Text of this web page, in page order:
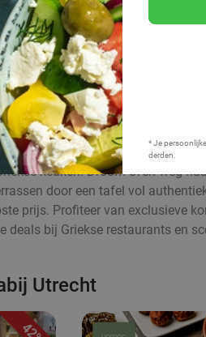
* Je
derden.
keuken! Droom even weg
door een tafel vol
prijs. Profiteer van exclusieve
deals bij Griekse restaurants en
Utrecht